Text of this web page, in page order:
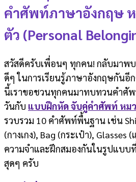
คำศัพท์ภาษาอังกฤษ
ตัว (Personal
สวัสดีครับเพื่อนๆ ทุกคน! กลับมาพ
ดีๆ ในการเรียนรู้ภาษาอังกฤษกันอี
นี้เราขอชวนทุกคนมาทบทวนคำศัพ
วันกับ แบบฝึกหัด จับคู่คำศัพท์ หม
รวบรวม 10 คำศัพท์พื้นฐาน เช่น
(กางเกง), Bag (กระเป๋า),
ความจำและฝึกสมองกันในรูปแบบ
สุดๆ ครับ